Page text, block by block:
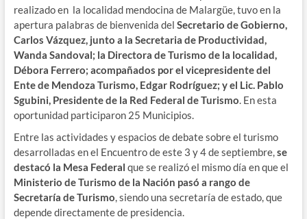
realizado en la localidad mendocina de Malargüe, tuvo en la
apertura palabras de bienvenida del Secretario de Gobierno,
Carlos Vázquez, junto a la Secretaria de Productividad,
Wanda Sandoval; la Directora de Turismo de la localidad,
Débora Ferrero; acompañados por el vicepresidente del
Ente de Mendoza Turismo, Edgar Rodríguez; y el Lic. Pablo
Sgubini, Presidente de la Red Federal de Turismo. En esta
oportunidad participaron 25 Municipios.
Entre las actividades y espacios de debate sobre el turismo
desarrolladas en el Encuentro de este 3 y 4 de septiembre,se
destacó la Mesa Federal que se realizó el mismo día en que el
Ministerio de Turismo de la Nación pasó a rango de
Secretaría de Turismo, siendo una secretaría de estado, que
depende directamente de presidencia.